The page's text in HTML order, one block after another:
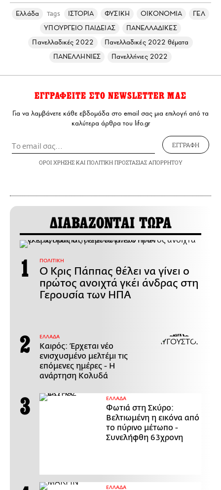
Ελλάδα Tags ΙΣΤΟΡΙΑ ΦΥΣΙΚΗ ΟΙΚΟΝΟΜΙΑ
ΓΕΛ
ΥΠΟΥΡΓΕΙΟ ΠΑΙΔΕΙΑΣ
ΠΑΝΕΛΛΑΔΙΚΕΣ
Πανελλαδικές 2022
Πανελλαδικές 2022 θέματα
ΠΑΝΕΛΛΗΝΙΕΣ
Πανελλήνιες 2022
ΕΓΓΡΑΦΕΙΤΕ ΣΤΟ NEWSLETTER ΜΑΣ
Για να λαμβάνετε κάθε εβδομάδα στο email σας μια επιλογή από τα
καλύτερα άρθρα του lifo.gr
ΕΓΓΡΑΦΗ
ΟΡΟΙ ΧΡΗΣΗΣΚΑΙ ΠΟΛΙΤΙΚΗ ΠΡΟΣΤΑΣΙΑΣ ΑΠΟΡΡΗΤΟΥ
ΔΙΑΒΑΖΟΝΤΑΙ ΤΩΡΑ
ΠΟΛΙΤΙΚΗ
Ο Κρις Πάππας θέλει να γίνει ο
πρώτος ανοιχτά γκέι άνδρας στη
Γερουσία των ΗΠΑ
ΕΛΛΑΔΑ
Καιρός: Έρχεται νέο
ενισχυσμένο μελτέμι τις
επόμενες ημέρες - Η
ανάρτηση Κολυδά
ΕΛΛΑΔΑ
Φωτιά στη Σκύρο:
Βελτιωμένη η εικόνα από
το πύρινο μέτωπο -
Συνελήφθη 63χρονη
ΕΛΛΑΔΑ